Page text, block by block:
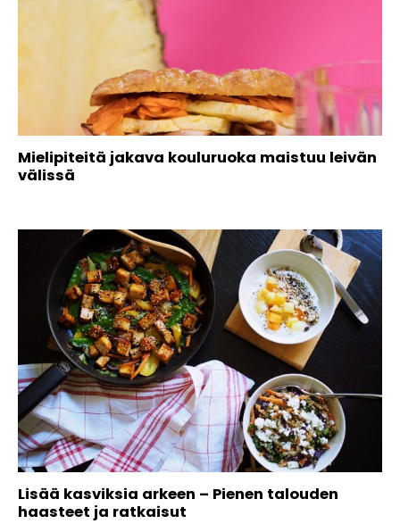
Mielipiteitä jakava kouluruoka maistuu leivän
välissä
Lisää kasviksia arkeen – Pienen talouden
haasteet ja ratkaisut